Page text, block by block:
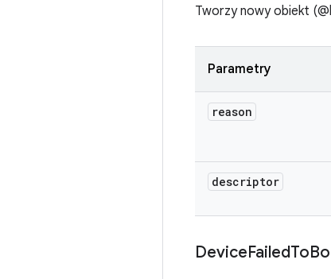
Tworzy nowy obiekt
Parametry
reason
descriptor
DeviceFailedTo